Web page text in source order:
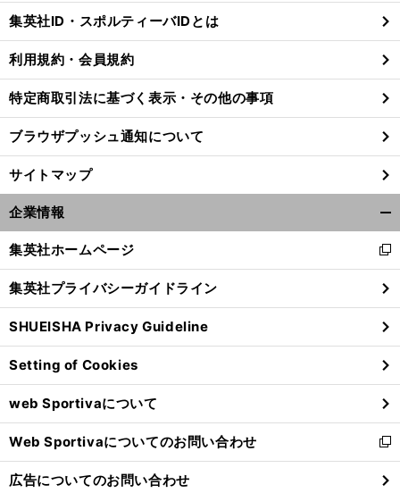
る
集英社ID・スポルティーバIDとは
利用規約・会員規約
特定商取引法に基づく表示・その他の事項
ブラウザプッシュ通知について
サイトマップ
企業情報
閉
る
集英社ホームページ
新
し
い
ウ
ィ
ン
ド
ウ
で
開
く
集英社プライバシーガイドライン
SHUEISHA Privacy Guideline
Setting of Cookies
web Sportivaについて
Web Sportivaについてのお問い合わせ
新
し
い
広告についてのお問い合わせ